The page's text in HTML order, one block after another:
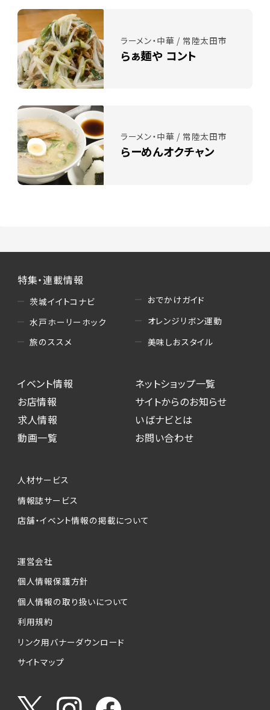
ラーメン・中華 / 常陸太田市
らぁ麺や コント
ラーメン・中華 / 常陸太田市
らーめんオクチャン
特集・連載情報
茨城イイトコナビ
水戸ホーリーホック
旅のススメ
おでかけガイド
オレンジリボン運動
美味しおスタイル
イベント情報
お店情報
求人情報
動画一覧
ネットショップ一覧
サイトからのお知らせ
いばナビとは
お問い合わせ
人材サービス
情報誌サービス
店舗・イベント情報の掲載について
運営会社
個人情報保護方針
個人情報の取り扱いについて
利用規約
リンク用バナーダウンロード
サイトマップ